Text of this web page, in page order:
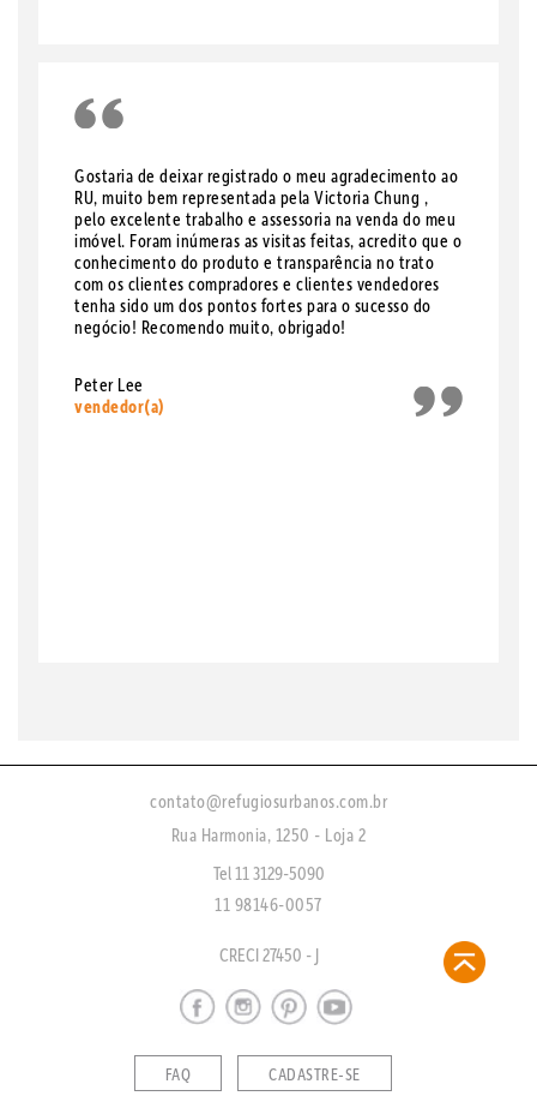
Gostaria de deixar registrado o meu agradecimento ao
RU, muito bem representada pela Victoria Chung ,
pelo excelente trabalho e assessoria na venda do meu
imóvel. Foram inúmeras as visitas feitas, acredito que o
conhecimento do produto e transparência no trato
com os clientes compradores e clientes vendedores
tenha sido um dos pontos fortes para o sucesso do
negócio! Recomendo muito, obrigado!
Peter Lee
vendedor(a)
contato@refugiosurbanos.com.br
Rua Harmonia, 1250 - Loja 2
Tel 11 3129-5090
11 98146-0057
CRECI 27450 - J
FAQ CADASTRE-SE